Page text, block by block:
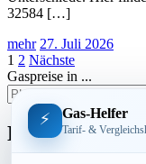
32584 […]
mehr 27. Juli 2026
der
Beiträge
1 2 Nächste
Gaspreise in ...
Bundesland
⚡ Gas-Helfer
Tarif- &